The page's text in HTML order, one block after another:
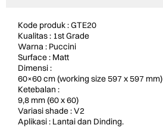
Kode produk : GTE20
Kualitas : 1st Grade
Warna : Puccini
Surface : Matt
Dimensi :
60×60 cm (working size 597 x 597 mm)
Ketebalan :
9,8 mm (60 x 60)
Variasi shade : V2
Aplikasi : Lantai dan Dinding.